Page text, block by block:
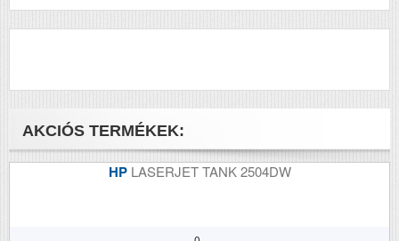
elkészítési ideje (mp)
Papírkapacitás
Felbontás (dpi)
600x1200
AKCIÓS TERMÉKEK:
HP LASERJET TANK 2504DW